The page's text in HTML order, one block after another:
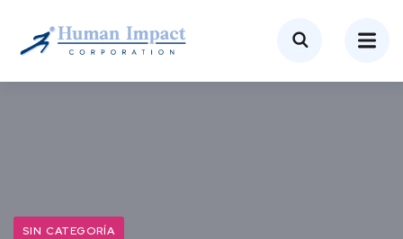
SIN CATEGORÍA